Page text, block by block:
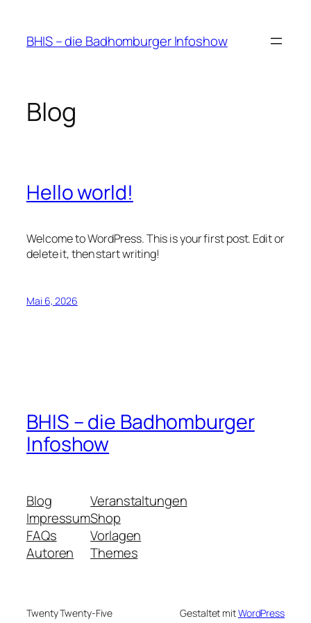
springen
BHIS – die Badhomburger Infoshow
Blog
Hello world!
Welcome to WordPress. This is your first post. Edit or
delete it, then start writing!
Mai 6, 2026
BHIS – die Badhomburger
Infoshow
Blog
Impressum
FAQs
Autoren
Veranstaltungen
Shop
Vorlagen
Themes
Twenty Twenty-Five Gestaltet mitWordPress